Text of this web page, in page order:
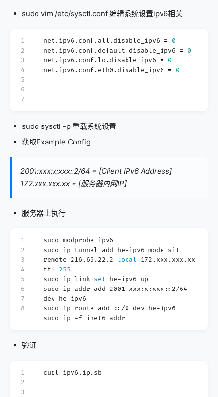
sudo vim /etc/sysctl.conf 编辑系统设置ipv6相关
1
2
3
4
5
6
7
net.ipv6.conf.all.disable_ipv6 =
0
net.ipv6.conf.default.disable_ipv6 =
0
net.ipv6.conf.lo.disable_ipv6 =
0
net.ipv6.conf.eth0.disable_ipv6 = 0
sudo sysctl -p 重载系统设置
获取Example Config
2001:xxx:x:xxx::2/64 = [Client IPv6 Address]
172.xxx.xxx.xx = [服务器内网IP]
服务器上执行
1
2
3
4
5
6
7
8
sudo modprobe ipv6
sudo ip tunnel add he-ipv6 mode sit
remote 216.66.22.2 local 172.xxx.xxx.xx
ttl 255
sudo ip link set he-ipv6 up
sudo ip addr add 2001:xxx:x:xxx::2/64
dev he-ipv6
sudo ip route add ::/0 dev he-ipv6
sudo ip -f inet6 addr
验证
1
2
3
curl ipv6.ip.sb